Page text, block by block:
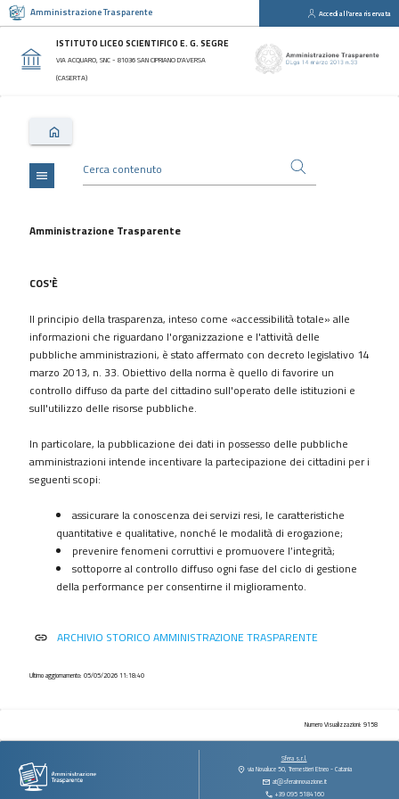
Amministrazione Trasparente Accedi all'area riservata
ISTITUTO LICEO SCIENTIFICO E. G. SEGRE
VIA ACQUARO, SNC - 81036 SAN CIPRIANO D'AVERSA
(CASERTA)
Sezioni
Disposizioni
Generali
Consulenti
collaboratori
Bandi
Performance
Enti
controllati
Attività
e
procedimenti
Controlli
sulle
contratti
contributi
vantaggi
immobili
e
menu
Amministrazione Trasparente
COS'È
Il principio della trasparenza, inteso come «accessibilità totale» alle
informazioni che riguardano l'organizzazione e l'attività delle
pubbliche amministrazioni, è stato affermato con decreto legislativo 14
marzo 2013, n. 33. Obiettivo della norma è quello di favorire un
controllo diffuso da parte del cittadino sull'operato delle istituzioni e
sull'utilizzo delle risorse pubbliche.
In particolare, la pubblicazione dei dati in possesso delle pubbliche
amministrazioni intende incentivare la partecipazione dei cittadini per i
seguenti scopi:
assicurare la conoscenza dei servizi resi, le caratteristiche
quantitative e qualitative, nonché le modalità di erogazione;
prevenire fenomeni corruttivi e promuovere l’integrità;
sottoporre al controllo diffuso ogni fase del ciclo di gestione
della performance per consentirne il miglioramento.
link ARCHIVIO STORICO AMMINISTRAZIONE TRASPARENTE
Ultimo aggiornamento: 05/05/2026 11:18:40
Numero Visualizzazioni: 9158
Sfera s.r.l.
via Novaluce 50, Tremestieri Etneo - Catania
at@sferainnovazione.it
+39 095 5184160